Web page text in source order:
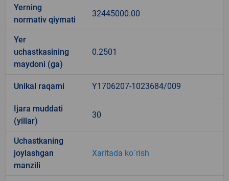
Yerning
normativ qiymati
32445000.00
Yer
uchastkasining
maydoni (ga)
0.2501
Unikal raqami Y1706207-1023684/009
Ijara muddati
(yillar)
30
Uchastkaning
joylashgan
manzili
Xaritada ko`rish